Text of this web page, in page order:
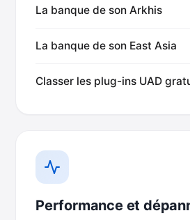
La banque de son Arkhis
La banque de son East Asia
Classer les plug-ins UAD
Performance et